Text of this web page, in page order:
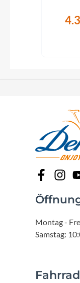
Montag -
Samstag: